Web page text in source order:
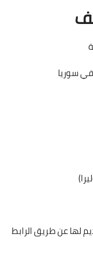
سوريا
لها عن طريق الرابط